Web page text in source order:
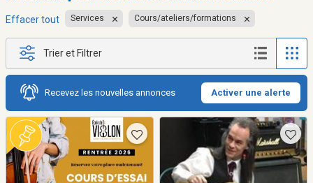
Effacer tout Services Cours/ateliers/formations
Trier et Filtrer
Recevez les nouvelles annonces Activer une alerte